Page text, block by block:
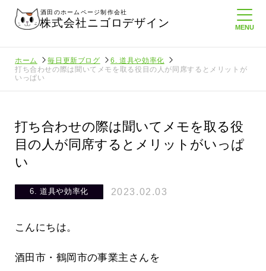
酒田のホームページ制作会社
株式会社ニゴロデザイン
ホーム 毎日更新ブログ
6. 道具や効率化
打ち合わせの際は聞いてメモを取る役目の人が同席するとメリットが
いっぱい
打ち合わせの際は聞いてメモを取る役
目の人が同席するとメリットがいっぱ
い
6. 道具や効率化 2023.02.03
こんにちは。
酒田市・鶴岡市の事業主さんを
たより利
酒田商工会議所さんへニゴロ通信を持